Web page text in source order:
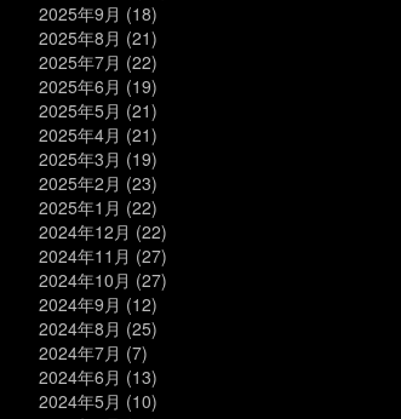
2025年9月 (18)
2025年8月 (21)
2025年7月 (22)
2025年6月 (19)
2025年5月 (21)
2025年4月 (21)
2025年3月 (19)
2025年2月 (23)
2025年1月 (22)
2024年12月 (22)
2024年11月 (27)
2024年10月 (27)
2024年9月 (12)
2024年8月 (25)
2024年7月 (7)
2024年6月 (13)
2024年5月 (10)